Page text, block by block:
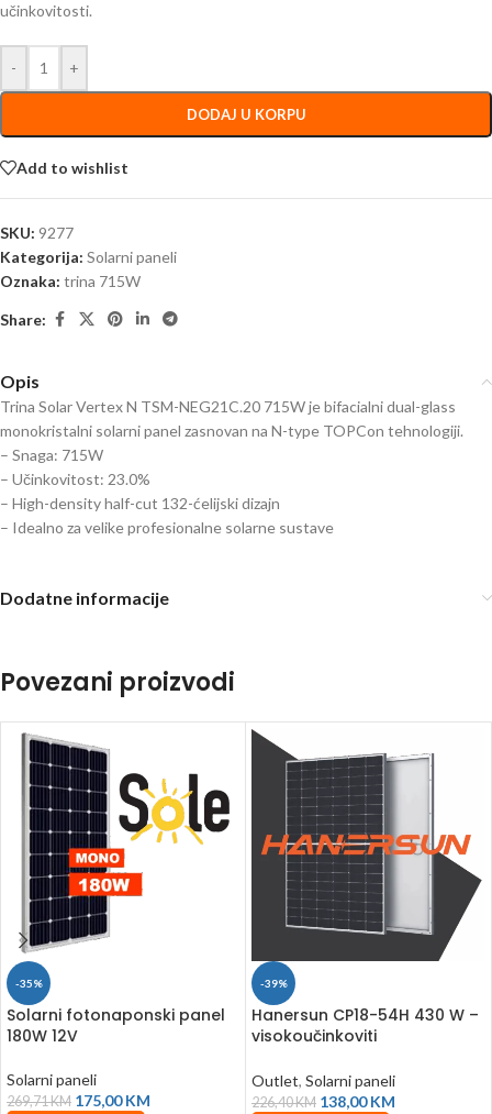
učinkovitosti.
- +
DODAJ U KORPU
Add to wishlist
SKU: 9277
Kategorija: Solarni paneli
Oznaka: trina 715W
Share:
Opis
Trina Solar Vertex N TSM-NEG21C.20 715W je bifacialni dual-glass
monokristalni solarni panel zasnovan na N-type TOPCon tehnologiji.
– Snaga: 715W
– Učinkovitost: 23.0%
– High-density half-cut 132-ćelijski dizajn
– Idealno za velike profesionalne solarne sustave
Dodatne informacije
Povezani proizvodi
-35%
Solarni fotonaponski panel
180W 12V
Solarni paneli
269,71KM 175,00KM
-39%
Hanersun CP18-54H 430 W –
visokoučinkoviti
Outlet, Solarni paneli
226,40KM 138,00KM